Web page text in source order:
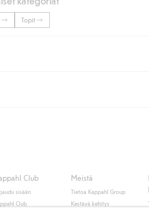
Topit
toimituksen noutopisteeseen tai
Club
sisään
Club
Meistä
Tietoa Kappahl Group
Kestävä kehitys